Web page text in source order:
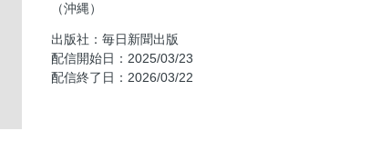
この選手に注目 池崎安侍朗（明徳義塾）
この選手に注目 織田翔希（横浜）
この選手に注目 橘木千空（常葉大菊川）
（沖縄）
出版社：毎日新聞出版
配信開始日：2025/03/23
配信終了日：2026/03/22